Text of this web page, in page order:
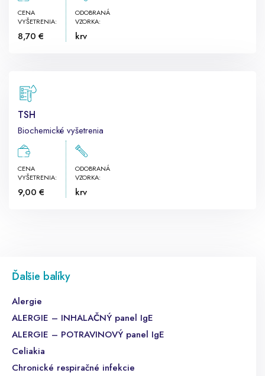
CENA
VYŠETRENIA:
8,70 €
ODOBRANÁ
VZORKA:
krv
TSH
Biochemické vyšetrenia
CENA
VYŠETRENIA:
9,00 €
ODOBRANÁ
VZORKA:
krv
Ďalšie balíky
Alergie
ALERGIE – INHALAČNÝ panel IgE
ALERGIE – POTRAVINOVÝ panel IgE
Celiakia
Chronické respiračné infekcie